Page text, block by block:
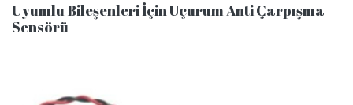
Uyumlu Bileşenleri İçin Uçurum Anti Çarpışma
Sensörü